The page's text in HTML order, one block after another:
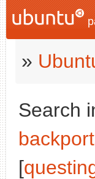
»
Search
[